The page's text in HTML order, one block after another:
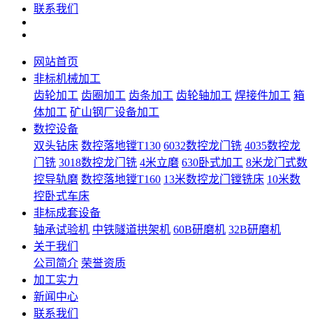
联系我们
网站首页
非标机械加工
齿轮加工 齿圈加工 齿条加工 齿轮轴加工 焊接件加工 箱
体加工 矿山钢厂设备加工
数控设备
双头钻床 数控落地镗T130 6032数控龙门铣 4035数控龙
门铣 3018数控龙门铣 4米立磨 630卧式加工 8米龙门式数
控导轨磨 数控落地镗T160 13米数控龙门镗铣床 10米数
控卧式车床
非标成套设备
轴承试验机 中铁隧道拱架机 60B研磨机 32B研磨机
关于我们
公司简介 荣誉资质
加工实力
新闻中心
联系我们